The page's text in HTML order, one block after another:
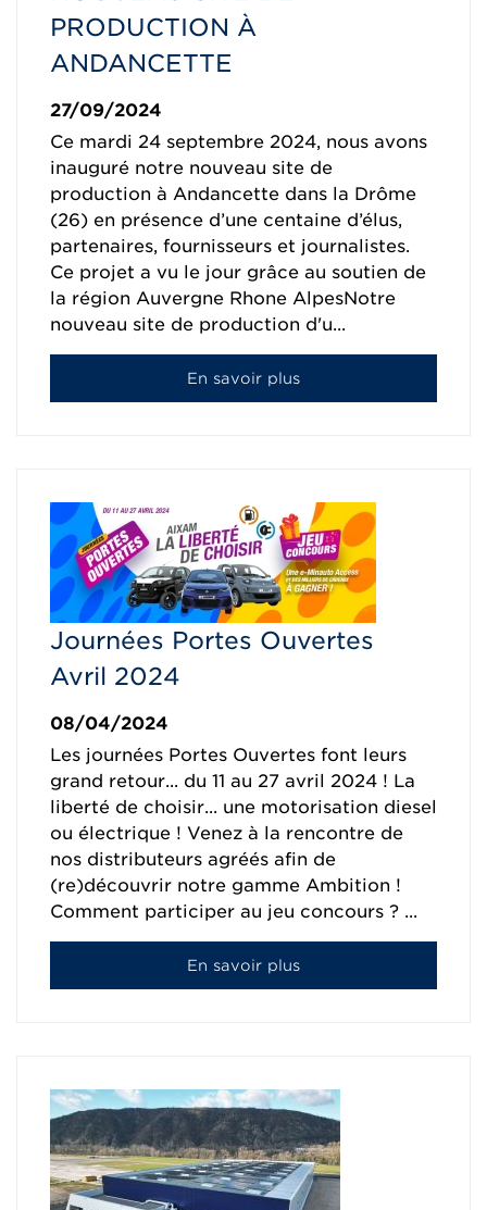
PRODUCTION À
ANDANCETTE
27/09/2024
Ce mardi 24 septembre 2024, nous avons
inauguré notre nouveau site de
production à Andancette dans la Drôme
(26) en présence d’une centaine d’élus,
partenaires, fournisseurs et journalistes.
Ce projet a vu le jour grâce au soutien de
la région Auvergne Rhone AlpesNotre
nouveau site de production d'u...
En savoir plus
Journées Portes Ouvertes
Avril 2024
08/04/2024
Les journées Portes Ouvertes font leurs
grand retour... du 11 au 27 avril 2024 ! La
liberté de choisir... une motorisation diesel
ou électrique ! Venez à la rencontre de
nos distributeurs agréés afin de
(re)découvrir notre gamme Ambition !
Comment participer au jeu concours ? ...
En savoir plus